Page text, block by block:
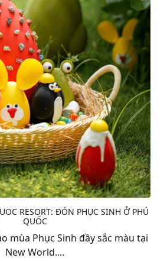
RESORT: ĐÓN PHỤC SINH Ở PHÚ
QUỐC
mùa Phục Sinh đầy sắc màu tại
New World....